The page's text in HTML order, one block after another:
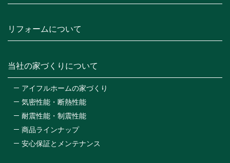
リフォームについて
当社の家づくりについて
アイフルホームの家づくり
気密性能・断熱性能
耐震性能・制震性能
商品ラインナップ
安心保証とメンテナンス